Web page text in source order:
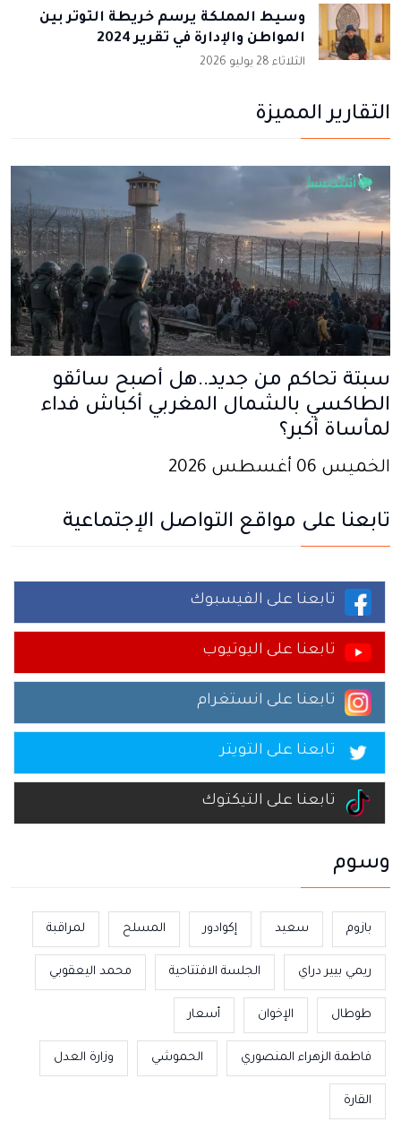
وسيط المملكة يرسم خريطة التوتر بين
المواطن والإدارة في تقرير 2024
الثلاثاء 28 يوليو 2026
التقارير المميزة
سبتة تحاكم من جديد..هل أصبح سائقو
الطاكسي بالشمال المغربي أكباش فداء
لمأساة أكبر؟
الخميس 06 أغسطس 2026
تابعنا على مواقع التواصل الإجتماعية
تابعنا على الفيسبوك
تابعنا على اليوتيوب
تابعنا على انستغرام
تابعنا على التويتر
تابعنا على التيكتوك
وسوم
بازوم سعيد إكوادور المسلح لمراقبة
ريمي بيير دراي الجلسة الافتتاحية محمد اليعقوبي
طوطال الإخوان أسعار
فاطمة الزهراء المنصوري الحموشي وزارة العدل
القارة